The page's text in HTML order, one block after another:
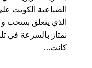
الضباعية الكويت
الذي يتعلق بسحب
نمتاز بالسرعة في
كانت…